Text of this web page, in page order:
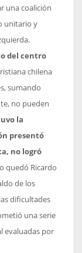
una coalición
unitario y
del centro
chilena
sumando
no pueden
la
presentó
no logró
quedó Ricardo
de los
dificultades
una serie
evaluadas por